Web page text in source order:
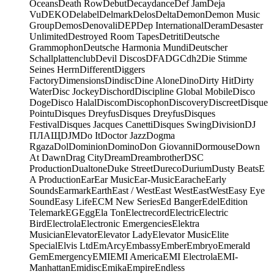
OceansDeath RowDebutDecaydanceDef JamDeja
VuDEKODelabelDelmarkDelosDeltaDemonDemon Music
GroupDemosDenovaliDEPDep InternationalDeramDesaster
UnlimitedDestroyed Room TapesDetritiDeutsche
GrammophonDeutsche Harmonia MundiDeutscher
SchallplattenclubDevil DiscosDFADGCdh2Die Stimme
Seines HerrnDifferentDiggers
FactoryDimensionsDindiscDine AloneDinoDirty HitDirty
WaterDisc JockeyDischordDiscipline Global MobileDisco
DogeDisco HalalDiscomDiscophonDiscoveryDiscreetDisque
PointuDisques DreyfusDisques DreyfusDisques
FestivalDisques Jacques CanettiDisques SwingDivisionDJ
ПЛАЩDJMDo ItDoctor JazzDogma
RgazaDolDominionDominoDon GiovanniDormouseDown
At DawnDrag CityDreamDreambrotherDSC
ProductionDualtoneDuke StreetDurecoDuriumDusty BeatsE
A ProductionEarEar MusicEar-MusicEaracheEarly
SoundsEarmarkEarthEast / WestEast WestEastWestEasy Eye
SoundEasy LifeECM New SeriesEd BangerEdelEdition
TelemarkEGEggEla TonElectrecordElectricElectric
BirdElectrolaElectronic EmergenciesElektra
MusicianElevatorElevator LadyElevator MusicElite
SpecialElvis LtdEmArcyEmbassyEmberEmbryoEmerald
GemEmergencyEMIEMI AmericaEMI ElectrolaEMI-
ManhattanEmidiscEmikaEmpireEndless